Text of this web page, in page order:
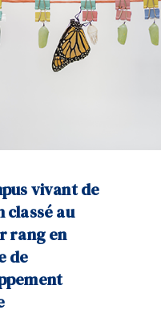
vivant de
classé au
rang en
de